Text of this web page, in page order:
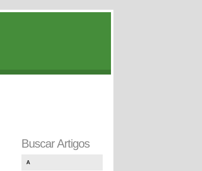
Buscar Artigos
A